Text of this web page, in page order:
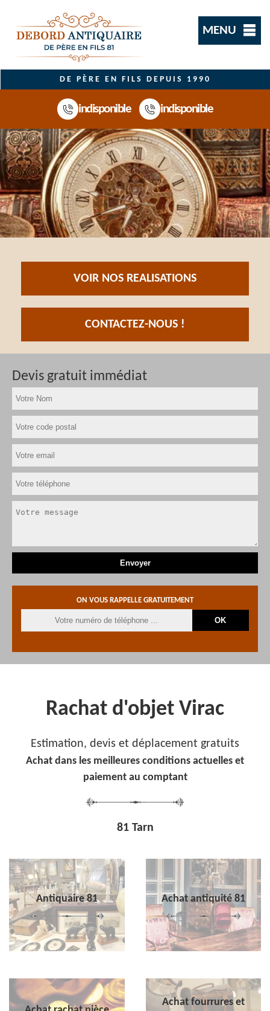
MENU
DE PÈRE EN FILS DEPUIS 1990
indisponible indisponible
VOIR NOS REALISATIONS
CONTACTEZ-NOUS !
Devis gratuit immédiat
ON VOUS RAPPELLE GRATUITEMENT
Rachat d'objet Virac
Estimation, devis et déplacement gratuits
Achat dans les meilleures conditions actuelles et
paiement au comptant
81 Tarn
Antiquaire 81 Achat antiquité 81
Achat fourrures et